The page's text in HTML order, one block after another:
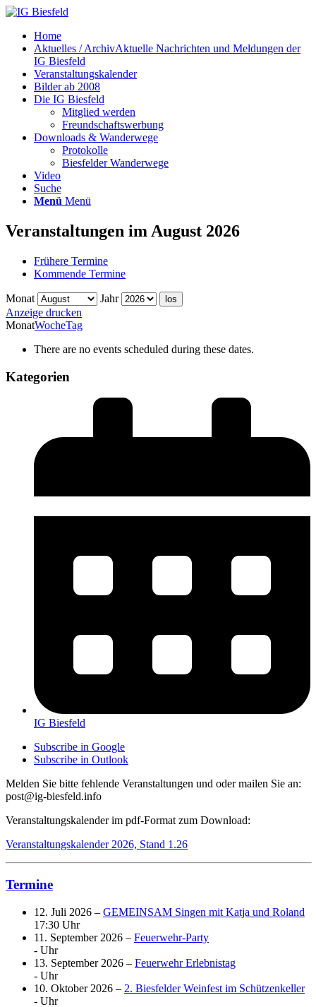
Home
Aktuelles / ArchivAktuelle Nachrichten und Meldungen der
IG Biesfeld
Veranstaltungskalender
Bilder ab 2008
Die IG Biesfeld
Mitglied werden
Freundschaftswerbung
Downloads & Wanderwege
Protokolle
Biesfelder Wanderwege
Video
Suche
Menü Menü
Veranstaltungen im August 2026
Frühere Termine
Kommende Termine
Monat
Jahr
Anzeige drucken
MonatWocheTag
There are no events scheduled during these dates.
Kategorien
IG Biesfeld
Subscribe in Google
Subscribe in Outlook
Melden Sie bitte fehlende Veranstaltungen und oder mailen Sie an:
post@ig-biesfeld.info
Veranstaltungskalender im pdf-Format zum Download:
Veranstaltungskalender 2026, Stand 1.26
Termine
12. Juli 2026 – GEMEINSAM Singen mit Katja und Roland
17:30 Uhr
11. September 2026 – Feuerwehr-Party
- Uhr
13. September 2026 – Feuerwehr Erlebnistag
- Uhr
10. Oktober 2026 – 2. Biesfelder Weinfest im Schützenkeller
- Uhr